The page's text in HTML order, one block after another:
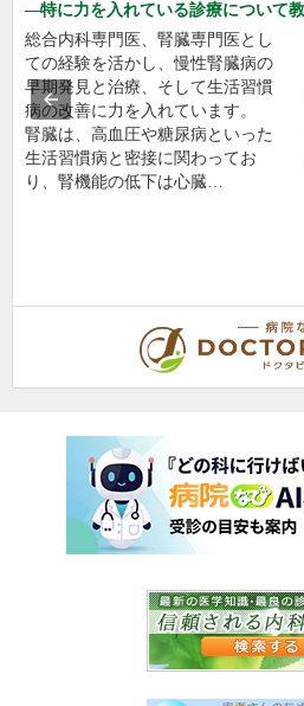
特に力を入れている診療について教
総合内科専門医、腎臓専門医とし
ての経験を活かし、慢性腎臓病の
早期発見と治療、そして生活習慣
病の改善に力を入れています。
腎臓は、高血圧や糖尿病といった
生活習慣病と密接に関わってお
り、腎機能の低下は心臓…